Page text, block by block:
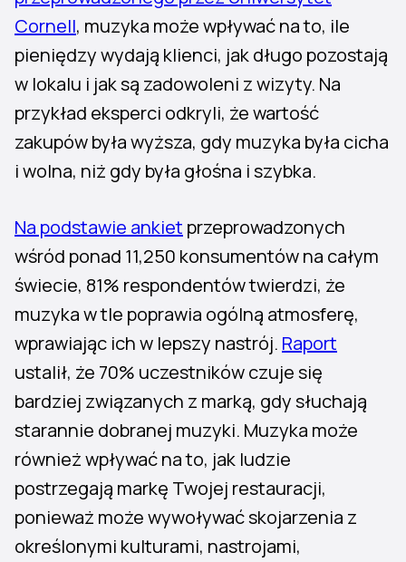
Cornell, muzyka może wpływać na to, ile
pieniędzy wydają klienci, jak długo pozostają
w lokalu i jak są zadowoleni z wizyty. Na
przykład eksperci odkryli, że wartość
zakupów była wyższa, gdy muzyka była cicha
i wolna, niż gdy była głośna i szybka.
Na podstawie ankiet przeprowadzonych
wśród ponad 11,250 konsumentów na całym
świecie, 81% respondentów twierdzi, że
muzyka w tle poprawia ogólną atmosferę,
wprawiając ich w lepszy nastrój. Raport
ustalił, że 70% uczestników czuje się
bardziej związanych z marką, gdy słuchają
starannie dobranej muzyki. Muzyka może
również wpływać na to, jak ludzie
postrzegają markę Twojej restauracji,
ponieważ może wywoływać skojarzenia z
określonymi kulturami, nastrojami,